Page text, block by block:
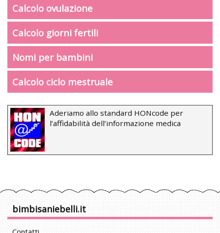
Calcolo ovulazione
Calcolo giorni fertili
Nomi per bambini
Calcolo ciclo mestruale
Aderiamo allo standard HONcode per
l’affidabilità dell’informazione medica
bimbisaniebelli.it